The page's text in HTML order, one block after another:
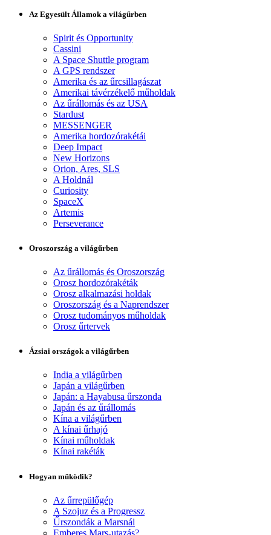
Az Egyesült Államok a világűrben
Spirit és Opportunity
Cassini
A Space Shuttle program
A GPS rendszer
Amerika és az űrcsillagászat
Amerikai távérzékelő műholdak
Az űrállomás és az USA
Stardust
MESSENGER
Amerika hordozórakétái
Deep Impact
New Horizons
Orion, Ares, SLS
A Holdnál
Curiosity
SpaceX
Artemis
Perseverance
Oroszország a világűrben
Az űrállomás és Oroszország
Orosz hordozórakéták
Orosz alkalmazási holdak
Oroszország és a Naprendszer
Orosz tudományos műholdak
Orosz űrtervek
Ázsiai országok a világűrben
India a világűrben
Japán a világűrben
Japán: a Hayabusa űrszonda
Japán és az űrállomás
Kína a világűrben
A kínai űrhajó
Kínai műholdak
Kínai rakéták
Hogyan működik?
Az űrrepülőgép
A Szojuz és a Progressz
Űrszondák a Marsnál
Emberes Mars-utazás?